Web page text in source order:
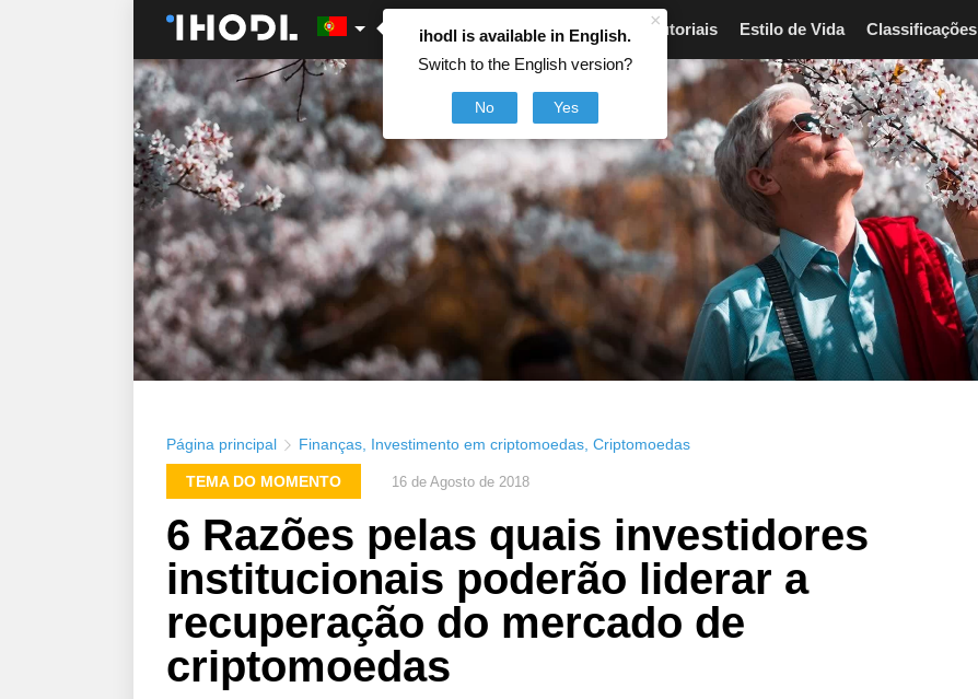
×
ihodl is available in English.
Switch to the English version?
No Yes
Artigos Breves Tutoriais Estilo de Vida Classificações
Página principal Finanças Investimento em criptomoedas Criptomoedas
TEMA DO MOMENTO 16 de Agosto de 2018
6 Razões pelas quais investidores
institucionais poderão liderar a
recuperação do mercado de
criptomoedas